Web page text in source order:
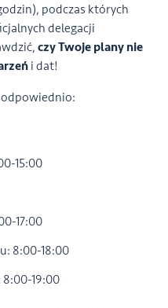
podczas których
delegacji
czy Twoje plany nie
i dat!
15:00
17:00
8:00-18:00
19:00